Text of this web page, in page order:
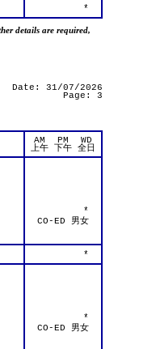
*
details are required,
Date: 31/07/2026
Page: 3
AM
上午
PM
下午
WD
全日
*
CO-ED 男女
*
*
CO-ED 男女